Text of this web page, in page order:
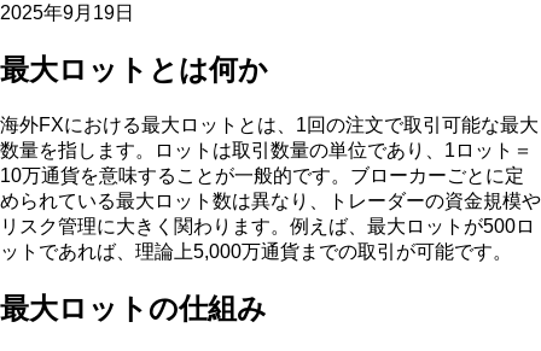
2025年9月19日
最大ロットとは何か
海外FXにおける最大ロットとは、1回の注文で取引可能な最大
数量を指します。ロットは取引数量の単位であり、1ロット＝
10万通貨を意味することが一般的です。ブローカーごとに定
められている最大ロット数は異なり、トレーダーの資金規模や
リスク管理に大きく関わります。例えば、最大ロットが500ロ
ットであれば、理論上5,000万通貨までの取引が可能です。
最大ロットの仕組み